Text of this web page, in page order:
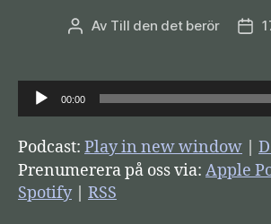
Inläggsförfattare
Av Till den det berör
j
u
d
s
00:00
Podcast: Play in new window
Prenumerera på oss via: Apple
Spotify| RSS